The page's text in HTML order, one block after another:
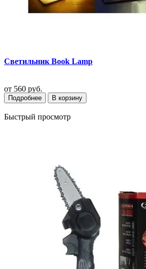
Светильник Book Lamp
от 560 руб.
Подробнее В корзину
Быстрый просмотр